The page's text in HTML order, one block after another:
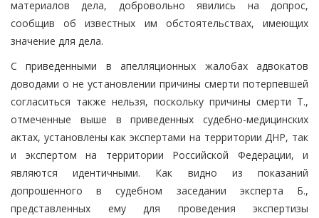
материалов дела, добровольно явились на допрос,
сообщив об известных им обстоятельствах, имеющих
значение для дела.
С приведенными в апелляционных жалобах адвокатов
доводами о не установлении причины смерти потерпевшей
согласиться также нельзя, поскольку причины смерти Т.,
отмеченные выше в приведенных судебно-медицинских
актах, установлены как экспертами на территории ДНР, так
и экспертом на территории Российской Федерации, и
являются идентичными. Как видно из показаний
допрошенного в судебном заседании эксперта Б.,
представленных ему для проведения экспертизы